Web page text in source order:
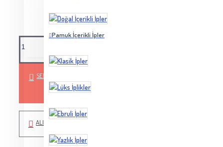
Pamuk İçerikli İpler
SEPETE EKLE
ALIŞVERIŞ LISTEME EKLE